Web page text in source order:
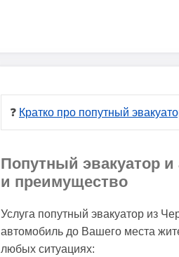
❓ Кратко про попутный
Попутный эвакуатор
и преимущество
Услуга попутный эвакуатор из
автомобиль до Вашего места
любых ситуациях: